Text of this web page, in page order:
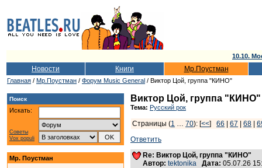
10.10.
Новости Книги Мр.Поустман
Главная / Мр.Поустман / Форум Music General / Виктор Цой, группа "КИНО"
Поиск
Искать:
Советы
Vox populi
Мр. Поустман
Виктор Цой, группа "КИНО"
Тема: Русский рок
Страницы (1 … 70): [<<] 66 67 68
Ответить
Re: Виктор Цой, группа "КИНО"
Автор: tektonika Дата: 05.07.26